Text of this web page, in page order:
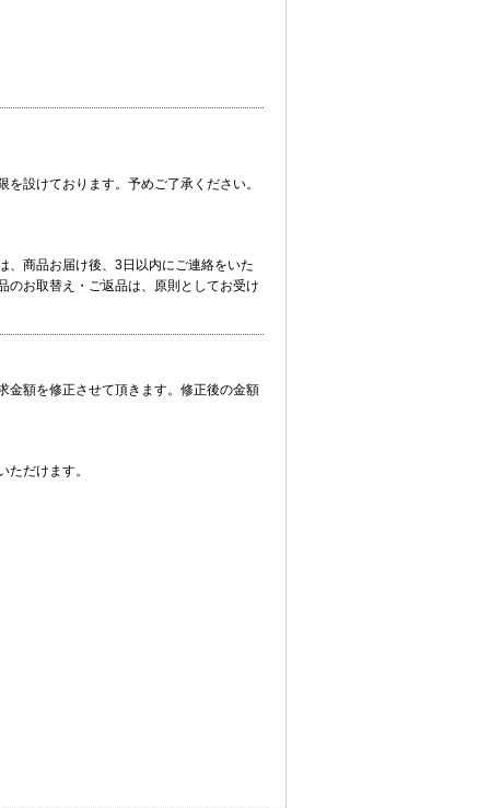
設けております。予めご了承ください。
、商品お届け後、3日以内にご連絡をいた
のお取替え・ご返品は、原則としてお受け
金額を修正させて頂きます。修正後の金額
ただけます。